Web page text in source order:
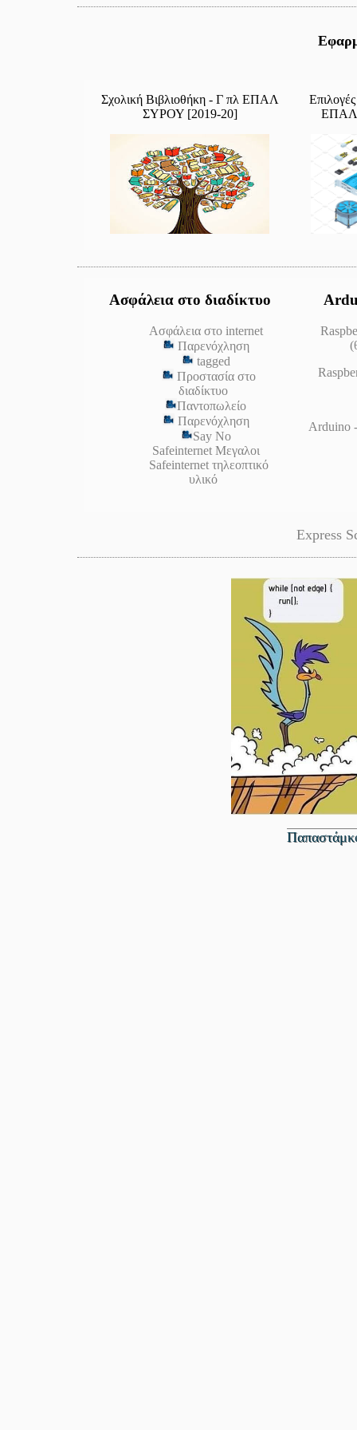
Σχολική Βιβλιοθήκη - Γ πλ ΕΠΑΛ
ΣΥΡΟΥ [2019-20]
ΕΠΑΛ
Ασφάλεια στο διαδίκτυο
Ασφάλεια στο internet
Παρενόχληση
tagged
Προστασία στο
διαδίκτυο
Παντοπωλείο
Παρενόχληση
Say No
Safeinternet Μεγαλοι
Safeinternet τηλεοπτικό
υλικό
Arduino
Express